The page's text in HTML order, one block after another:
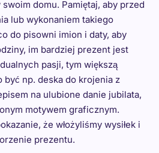
domu. Pamiętaj, aby przed
lub wykonaniem takiego
do pisowni imion i daty, aby
im bardziej prezent jest
pasji, tym większą
być np. deska do krojenia z
na ulubione danie jubilata,
motywem graficznym.
że włożyliśmy wysiłek i
prezentu.